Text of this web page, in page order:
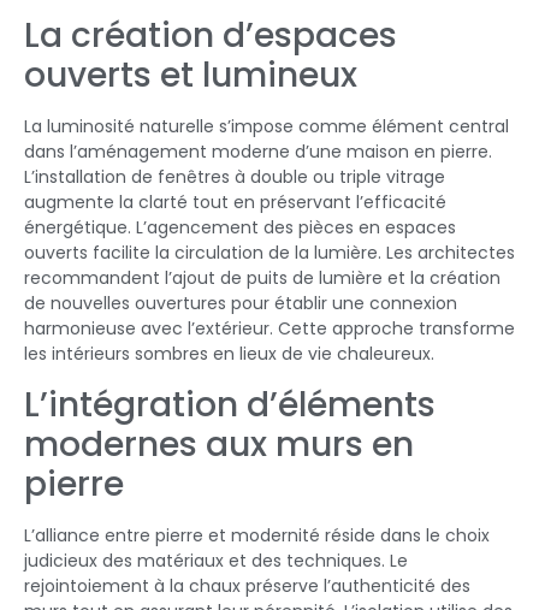
La création d’espaces
ouverts et lumineux
La luminosité naturelle s’impose comme élément central
dans l’aménagement moderne d’une maison en pierre.
L’installation de fenêtres à double ou triple vitrage
augmente la clarté tout en préservant l’efficacité
énergétique. L’agencement des pièces en espaces
ouverts facilite la circulation de la lumière. Les architectes
recommandent l’ajout de puits de lumière et la création
de nouvelles ouvertures pour établir une connexion
harmonieuse avec l’extérieur. Cette approche transforme
les intérieurs sombres en lieux de vie chaleureux.
L’intégration d’éléments
modernes aux murs en
pierre
L’alliance entre pierre et modernité réside dans le choix
judicieux des matériaux et des techniques. Le
rejointoiement à la chaux préserve l’authenticité des